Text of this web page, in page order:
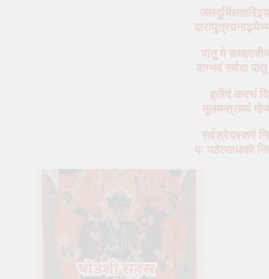
पातु मे
वाग्भवं सर्वदा
इतीदं कवचं
मूलमन्त्रमयं
सर्वश्रेयस्करं
यः पठेत्साधको